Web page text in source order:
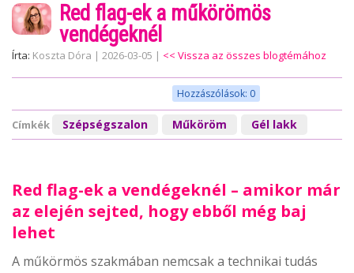
Red flag-ek a műkörömös
vendégeknél
Írta: Koszta Dóra | 2026-03-05 | << Vissza az összes blogtémához
Hozzászólások: 0
Címkék Szépségszalon Műköröm Gél lakk
Red flag-ek a vendégeknél – amikor már
az elején sejted, hogy ebből még baj
lehet
A műkörmös szakmában nemcsak a technikai tudás